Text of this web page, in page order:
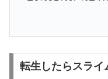
転生したらスライ